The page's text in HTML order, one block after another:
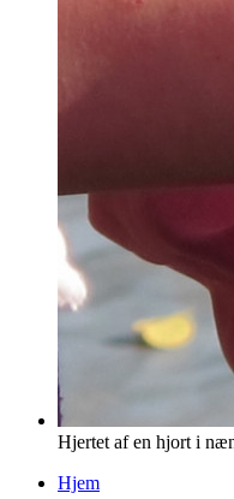
Hjertet af en hjort i
Hjem